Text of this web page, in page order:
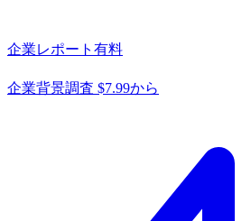
企業レポート 有料
企業背景調査 $7.99から